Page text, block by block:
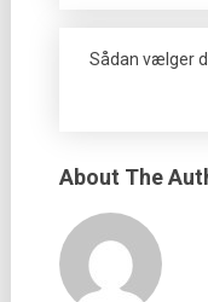
Sådan vælger
About The